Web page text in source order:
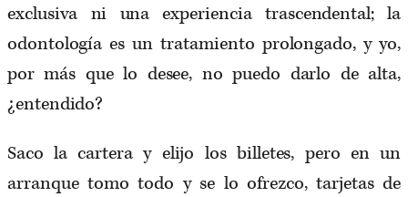
exclusiva ni una experiencia trascendental; la
odontología es un tratamiento prolongado, y yo,
por más que lo desee, no puedo darlo de alta,
¿entendido?
Saco la cartera y elijo los billetes, pero en un
arranque tomo todo y se lo ofrezco, tarjetas de